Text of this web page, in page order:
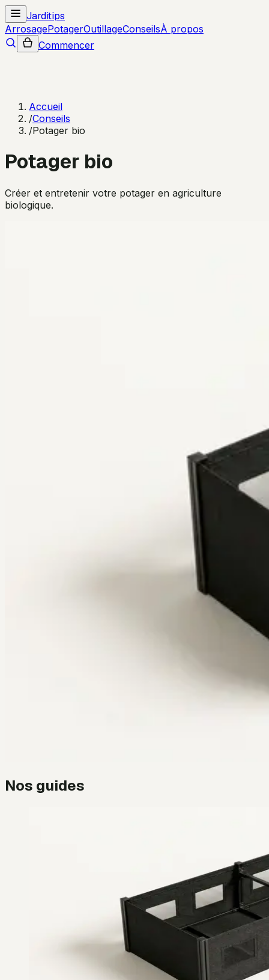
Jarditips
ArrosagePotagerOutillageConseilsÀ propos
Commencer
Accueil
/Conseils
/Potager bio
Potager bio
Créer et entretenir votre potager en agriculture
biologique.
Nos guides